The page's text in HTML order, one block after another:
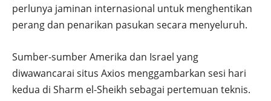
perlunya jaminan internasional untuk menghentikan
perang dan penarikan pasukan secara menyeluruh.
Sumber-sumber Amerika dan Israel yang
diwawancarai situs Axios menggambarkan sesi hari
kedua di Sharm el-Sheikh sebagai pertemuan teknis.